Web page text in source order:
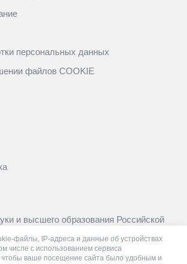
файлы, IP-адреса и данные об устройствах
числе с использованием сервиса
чтобы ваше посещение сайта было удобным и
персональных данных
файлов COOKIE
и высшего образования Российской